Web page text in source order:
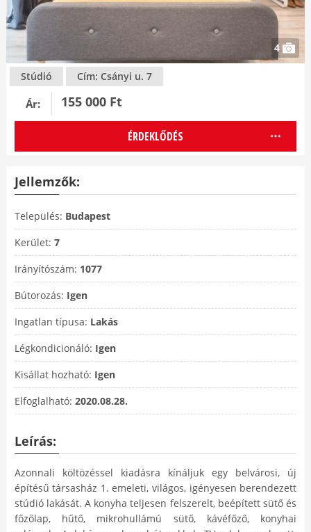
4
Stúdió Cím: Csányi u. 7
Ár: 155 000 Ft
ÉRDEKLŐDÉS
Jellemzők:
Település: Budapest
Kerület: 7
Irányítószám: 1077
Bútorozás: Igen
Ingatlan típusa: Lakás
Légkondicionáló: Igen
Kisállat hozható: Igen
Elfoglalható: 2020.08.28.
Leírás:
Azonnali költözéssel kiadásra kínáljuk egy belvárosi, új
építésű társasház 1. emeleti, világos, igényesen berendezett
stúdió lakását. A konyha teljesen felszerelt, beépített sütő és
főzőlap, hűtő, mikrohullámú sütő, kávéfőző, konyhai